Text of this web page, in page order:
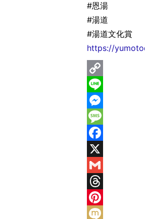
#恩湯
#湯道
#湯道文化賞
https://
C
o
p
y
L
n
k
L
i
n
e
M
e
s
s
e
n
g
M
e
s
s
a
g
F
a
c
e
b
X
G
m
a
T
hP